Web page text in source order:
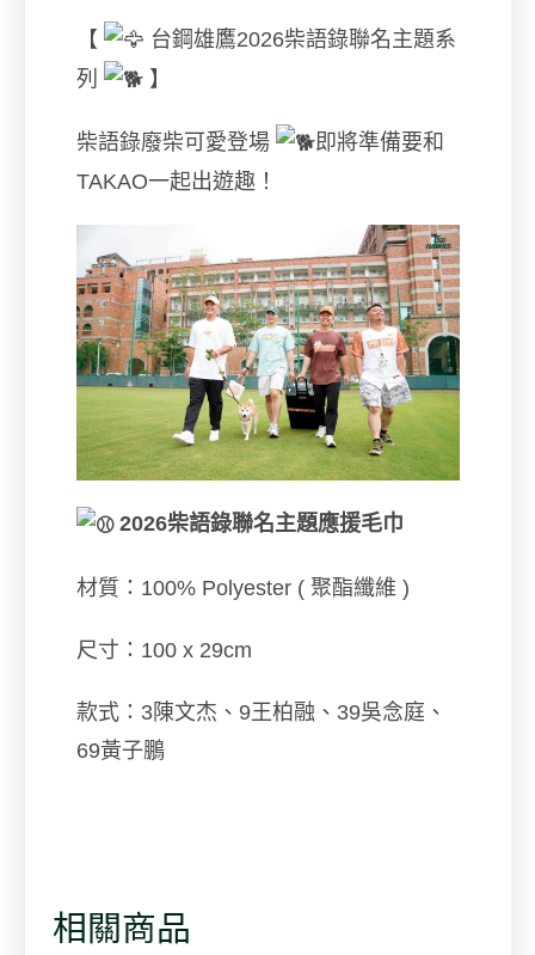
【
台鋼雄鷹2026柴語錄聯名主題系
列
】
柴語錄廢柴可愛登場
即將準備要和
TAKAO一起出遊趣！
2026柴語錄聯名主題應援毛巾
材質：100% Polyester ( 聚酯纖維 )
尺寸：100 x 29cm
款式： 3陳文杰 、9王柏融、 39吳念庭 、
69黃子鵬
相關商品